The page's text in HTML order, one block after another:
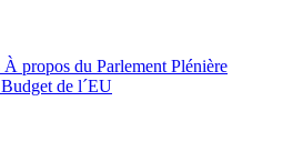
À propos du Parlement Plénière
Budget de l´EU